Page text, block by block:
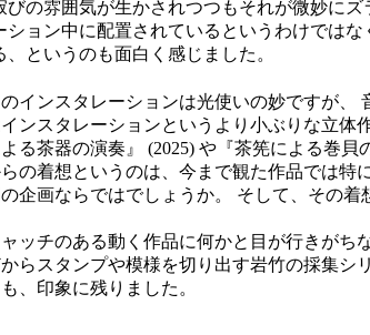
の雰囲気が生かされつつもそれが微妙にズ
ョン中に配置されているというわけではな
というのも面白く感じました。
のインスタレーションは光使いの妙ですが、
ンスタレーションというより小ぶりな立体
る茶器の演奏』 (2025) や『茶筅による巻
の着想というのは、今まで観た作品では特
企画ならではでしょうか。 そして、その着
ッチのある動く作品に何かと目が行きがち
からスタンプや模様を切り出す岩竹の採集シ
、印象に残りました。